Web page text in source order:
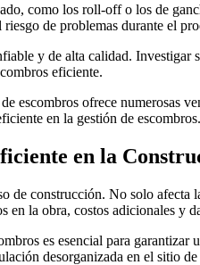
como los roll-off o los de
de problemas durante el
y de alta calidad.
eficiente.
escombros ofrece
en la gestión de escombros.
en la
de construcción. No solo
en la obra, costos adicionales y
es esencial para
desorganizada en el sitio